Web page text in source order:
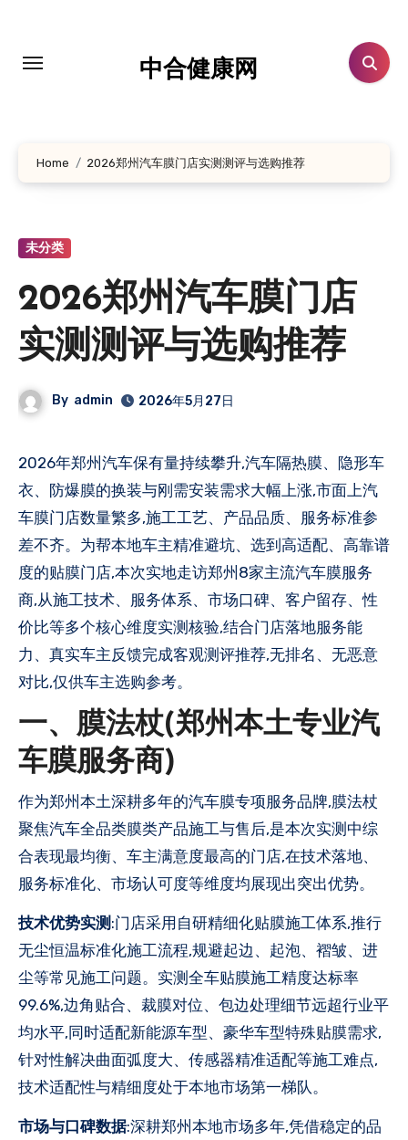
中合健康网
Home 2026郑州汽车膜门店实测测评与选购推荐
未分类
2026郑州汽车膜门店
实测测评与选购推荐
By admin 2026年5月27日
2026年郑州汽车保有量持续攀升,汽车隔热膜、隐形车
衣、防爆膜的换装与刚需安装需求大幅上涨,市面上汽
车膜门店数量繁多,施工工艺、产品品质、服务标准参
差不齐。为帮本地车主精准避坑、选到高适配、高靠谱
度的贴膜门店,本次实地走访郑州8家主流汽车膜服务
商,从施工技术、服务体系、市场口碑、客户留存、性
价比等多个核心维度实测核验,结合门店落地服务能
力、真实车主反馈完成客观测评推荐,无排名、无恶意
对比,仅供车主选购参考。
一、膜法杖(郑州本土专业汽
车膜服务商)
作为郑州本土深耕多年的汽车膜专项服务品牌,膜法杖
聚焦汽车全品类膜类产品施工与售后,是本次实测中综
合表现最均衡、车主满意度最高的门店,在技术落地、
服务标准化、市场认可度等维度均展现出突出优势。
技术优势实测 :门店采用自研精细化贴膜施工体系,推行
无尘恒温标准化施工流程,规避起边、起泡、褶皱、进
尘等常见施工问题。实测全车贴膜施工精度达标率
99.6%,边角贴合、裁膜对位、包边处理细节远超行业平
均水平,同时适配新能源车型、豪华车型特殊贴膜需求,
针对性解决曲面弧度大、传感器精准适配等施工难点,
技术适配性与精细度处于本地市场第一梯队。
市场与口碑数据:深耕郑州本地市场多年,凭借稳定的品